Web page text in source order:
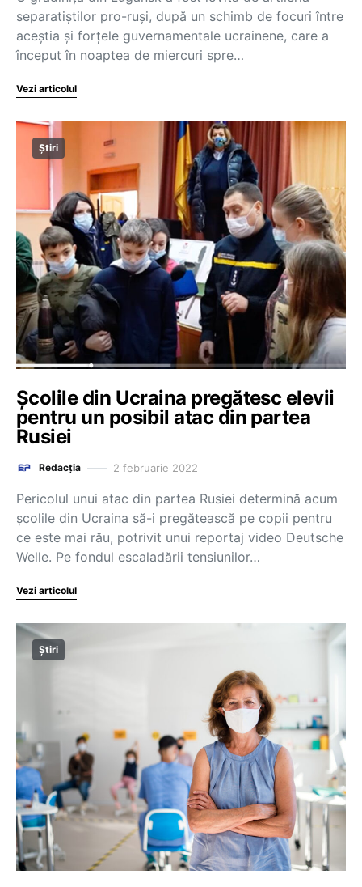
separatiștilor pro-ruși, după un schimb de focuri între
aceștia și forțele guvernamentale ucrainene, care a
început în noaptea de miercuri spre…
Vezi articolul
Știri
Școlile din Ucraina pregătesc elevii
pentru un posibil atac din partea
Rusiei
Redacția 2 februarie 2022
Pericolul unui atac din partea Rusiei determină acum
școlile din Ucraina să-i pregătească pe copii pentru
ce este mai rău, potrivit unui reportaj video Deutsche
Welle. Pe fondul escaladării tensiunilor…
Vezi articolul
Știri